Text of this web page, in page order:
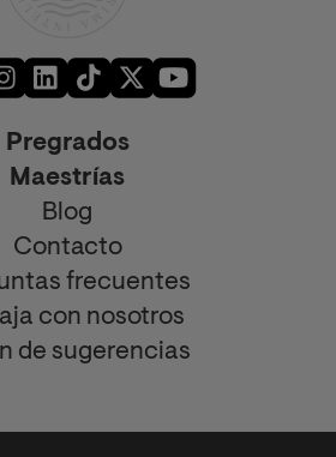
Pregrados
Maestrías
Blog
Contacto
frecuentes
con nosotros
de sugerencias